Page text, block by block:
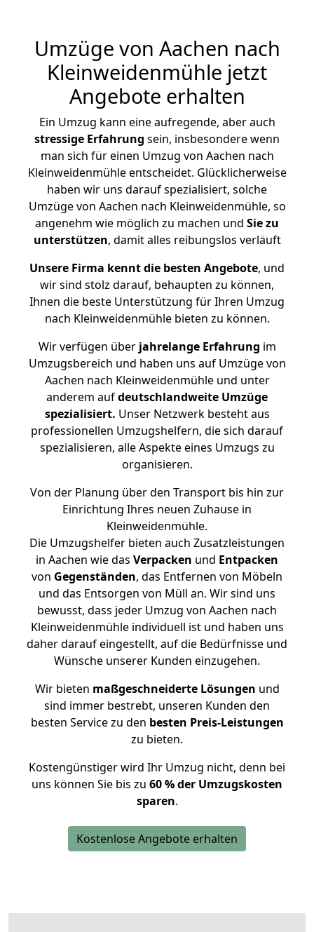
Umzüge von Aachen nach
Kleinweidenmühle jetzt
Angebote erhalten
Ein Umzug kann eine aufregende, aber auch
stressige Erfahrung sein, insbesondere wenn
man sich für einen Umzug von Aachen nach
Kleinweidenmühle entscheidet. Glücklicherweise
haben wir uns darauf spezialisiert, solche
Umzüge von Aachen nach Kleinweidenmühle, so
angenehm wie möglich zu machen und Sie zu
unterstützen, damit alles reibungslos verläuft
Unsere Firma kennt die besten Angebote, und
wir sind stolz darauf, behaupten zu können,
Ihnen die beste Unterstützung für Ihren Umzug
nach Kleinweidenmühle bieten zu können.
Wir verfügen überjahrelange Erfahrung im
Umzugsbereich und haben uns auf Umzüge von
Aachen nach Kleinweidenmühle und unter
anderem aufdeutschlandweite Umzüge
spezialisiert. Unser Netzwerk besteht aus
professionellen Umzugshelfern, die sich darauf
spezialisieren, alle Aspekte eines Umzugs zu
organisieren.
Von der Planung über den Transport bis hin zur
Einrichtung Ihres neuen Zuhause in
Kleinweidenmühle.
Die Umzugshelfer bieten auch Zusatzleistungen
in Aachen wie das Verpacken und Entpacken
von Gegenständen, das Entfernen von Möbeln
und das Entsorgen von Müll an. Wir sind uns
bewusst, dass jeder Umzug von Aachen nach
Kleinweidenmühle individuell ist und haben uns
daher darauf eingestellt, auf die Bedürfnisse und
Wünsche unserer Kunden einzugehen.
Wir bieten maßgeschneiderte Lösungen und
sind immer bestrebt, unseren Kunden den
besten Service zu den besten Preis-Leistungen
zu bieten.
Kostengünstiger wird Ihr Umzug nicht, denn bei
uns können Sie bis zu 60 % der Umzugskosten
sparen.
Kostenlose Angebote erhalten